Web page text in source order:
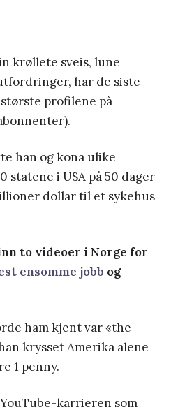
krøllete sveis, lune
har de siste
profilene på
han og kona ulike
statene i USA på 50 dager
dollar til et sykehus
to videoer i Norge for
ensomme jobb og
ham kjent var «the
krysset Amerika alene
1 penny.
karrieren som